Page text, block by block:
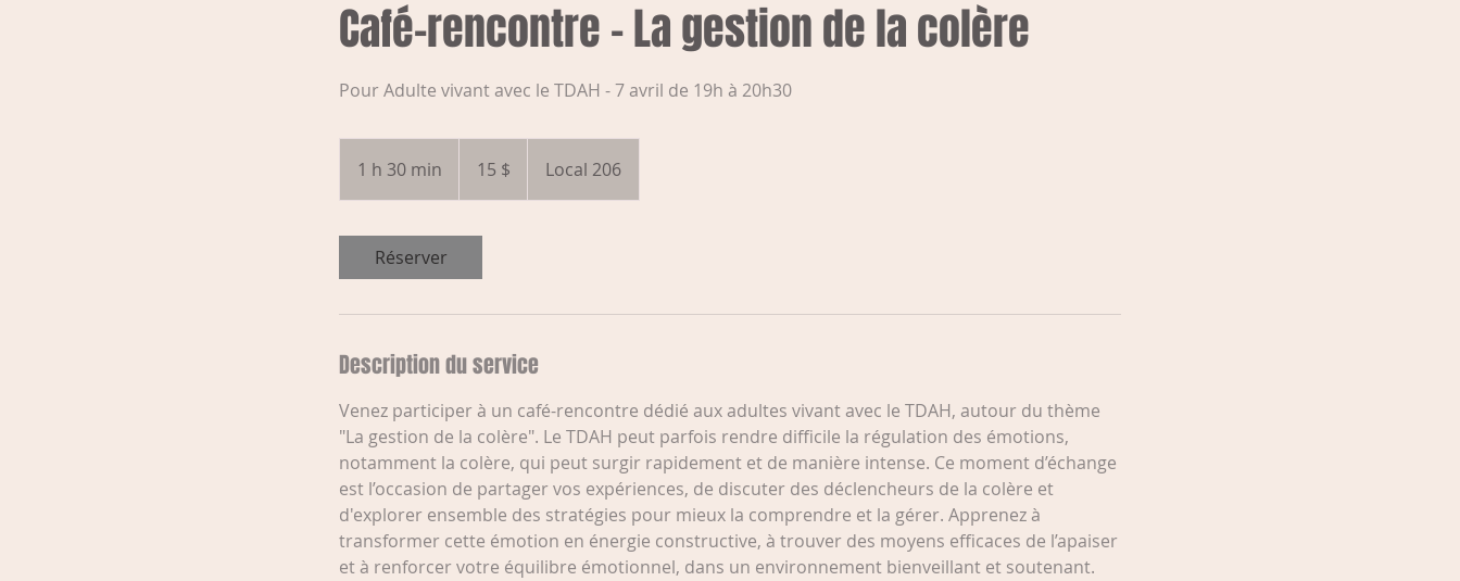
Café-rencontre - La gestion de la colère
Pour Adulte vivant avec le TDAH - 7 avril de 19h à 20h30
1 h 30 min
3
i
15 $ Local 206
Réserver
Description du service
Venez participer à un café-rencontre dédié aux adultes vivant avec le TDAH, autour du thème
"La gestion de la colère". Le TDAH peut parfois rendre difficile la régulation des émotions,
notamment la colère, qui peut surgir rapidement et de manière intense. Ce moment d’échange
est l’occasion de partager vos expériences, de discuter des déclencheurs de la colère et
d'explorer ensemble des stratégies pour mieux la comprendre et la gérer. Apprenez à
transformer cette émotion en énergie constructive, à trouver des moyens efficaces de l’apaiser
et à renforcer votre équilibre émotionnel, dans un environnement bienveillant et soutenant.